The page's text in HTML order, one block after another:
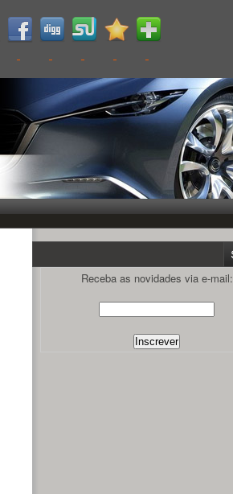
Receba as novidades via e-mail: